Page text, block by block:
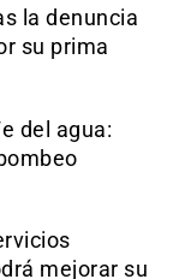
la denuncia
su prima
del agua:
mejorar su